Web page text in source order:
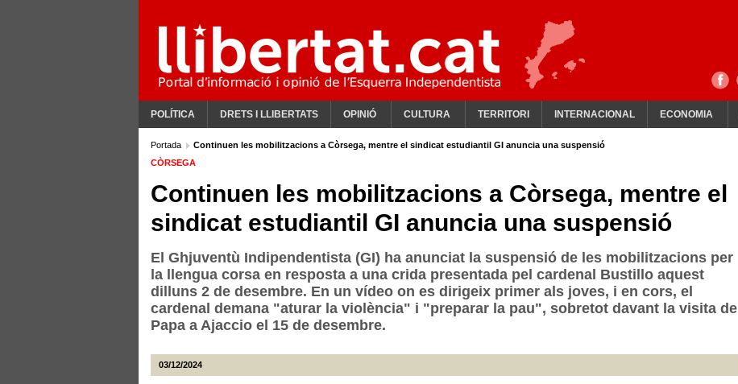
POLÍTICA DRETS I LLIBERTATS OPINIÓ CULTURA TERRITORI INTERNACIONAL ECONOMIA
Portada
Continuen les mobilitzacions a Còrsega, mentre el sindicat estudiantil GI anuncia una suspensió
CÒRSEGA
Continuen les mobilitzacions a Còrsega, mentre el
sindicat estudiantil GI anuncia una suspensió
El Ghjuventù Indipendentista (GI) ha anunciat la suspensió de les mobilitzacions per
la llengua corsa en resposta a una crida presentada pel cardenal Bustillo aquest
dilluns 2 de desembre. En un vídeo on es dirigeix primer als joves, i en cors, el
cardenal demana "aturar la violència" i "preparar la pau", sobretot davant la visita del
Papa a Ajaccio el 15 de desembre.
03/12/2024